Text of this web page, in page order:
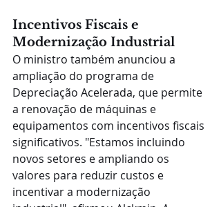
Incentivos Fiscais e
Modernização Industrial
O ministro também anunciou a
ampliação do programa de
Depreciação Acelerada, que permite
a renovação de máquinas e
equipamentos com incentivos fiscais
significativos. "Estamos incluindo
novos setores e ampliando os
valores para reduzir custos e
incentivar a modernização